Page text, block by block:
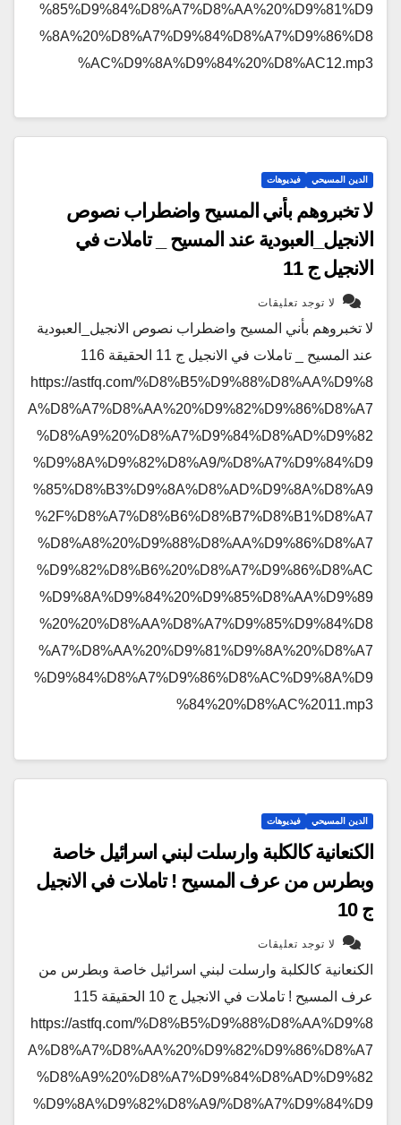
%85%D9%84%D8%A7%D8%AA%20%D9%81%D9
%8A%20%D8%A7%D9%84%D8%A7%D9%86%D8
%AC%D9%8A%D9%84%20%D8%AC12.mp3
الدين المسيحي فيديوهات
لا تخبروهم بأني المسيح واضطراب نصوص
الانجيل_العبودية عند المسيح _ تاملات في
الانجيل ج 11
لا توجد تعليقات
لا تخبروهم بأني المسيح واضطراب نصوص الانجيل_العبودية
عند المسيح _ تاملات في الانجيل ج 11 الحقيقة 116
https://astfq.com/%D8%B5%D9%88%D8%AA%D9%8
A%D8%A7%D8%AA%20%D9%82%D9%86%D8%A7
%D8%A9%20%D8%A7%D9%84%D8%AD%D9%82
%D9%8A%D9%82%D8%A9/%D8%A7%D9%84%D9
%85%D8%B3%D9%8A%D8%AD%D9%8A%D8%A9
%2F%D8%A7%D8%B6%D8%B7%D8%B1%D8%A7
%D8%A8%20%D9%88%D8%AA%D9%86%D8%A7
%D9%82%D8%B6%20%D8%A7%D9%86%D8%AC
%D9%8A%D9%84%20%D9%85%D8%AA%D9%89
%20%20%D8%AA%D8%A7%D9%85%D9%84%D8
%A7%D8%AA%20%D9%81%D9%8A%20%D8%A7
%D9%84%D8%A7%D9%86%D8%AC%D9%8A%D9
%84%20%D8%AC%2011.mp3
الدين المسيحي فيديوهات
الكنعانية كالكلبة وارسلت لبني اسرائيل خاصة
وبطرس من عرف المسيح ! تاملات في الانجيل
ج 10
لا توجد تعليقات
الكنعانية كالكلبة وارسلت لبني اسرائيل خاصة وبطرس من
عرف المسيح ! تاملات في الانجيل ج 10 الحقيقة 115
https://astfq.com/%D8%B5%D9%88%D8%AA%D9%8
A%D8%A7%D8%AA%20%D9%82%D9%86%D8%A7
%D8%A9%20%D8%A7%D9%84%D8%AD%D9%82
%D9%8A%D9%82%D8%A9/%D8%A7%D9%84%D9